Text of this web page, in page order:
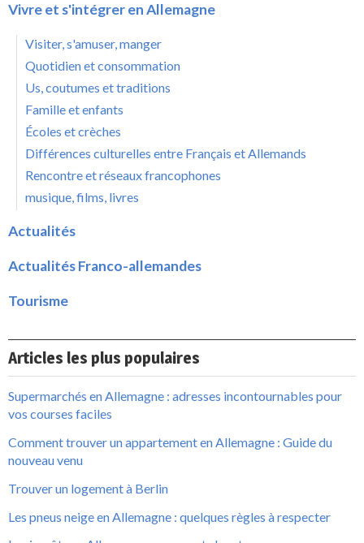
Vivre et s'intégrer en Allemagne
Visiter, s'amuser, manger
Quotidien et consommation
Us, coutumes et traditions
Famille et enfants
Écoles et crèches
Différences culturelles entre Français et Allemands
Rencontre et réseaux francophones
musique, films, livres
Actualités
Actualités Franco-allemandes
Tourisme
Articles les plus populaires
Supermarchés en Allemagne : adresses incontournables pour
vos courses faciles
Comment trouver un appartement en Allemagne : Guide du
nouveau venu
Trouver un logement à Berlin
Les pneus neige en Allemagne : quelques règles à respecter